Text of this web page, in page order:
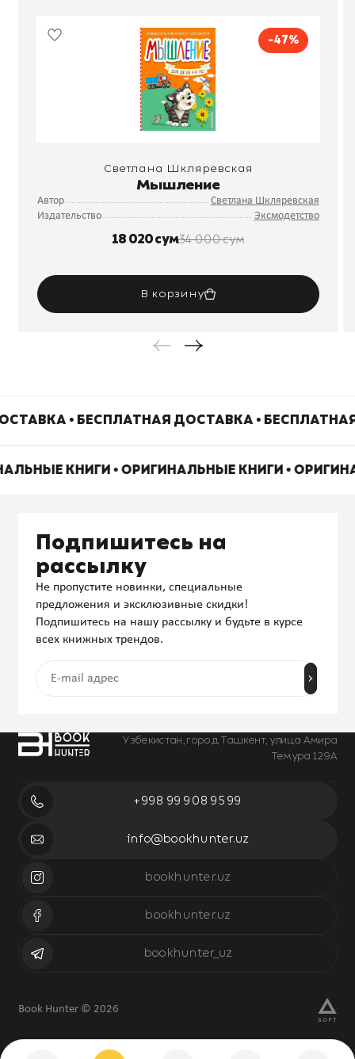
-47%
Светлана Шкляревская
Мышление
Автор
Светлана Шкляревская
Издательство
Эксмодетство
18 020 сум34 000 сум
В корзину
• БЕСПЛАТНАЯ ДОСТАВКА •
КНИГИ • ОРИГИНАЛЬНЫЕ КНИГИ •
Узбекистан, город Ташкент, улица Амира
Темура 129А
+998 99 908 95 99
info@bookhunter.uz
bookhunter.uz
bookhunter.uz
bookhunter_uz
Подпишитесь на
рассылку
Не пропустите новинки, специальные
предложения и эксклюзивные скидки!
Подпишитесь на нашу рассылку и будьте в курсе
всех книжных трендов.
Book Hunter © 2026